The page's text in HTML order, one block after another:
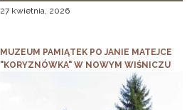
27 kwietnia, 2026
MUZEUM PAMIĄTEK PO JANIE MATEJCE
"KORYZNÓWKA" W NOWYM WIŚNICZU